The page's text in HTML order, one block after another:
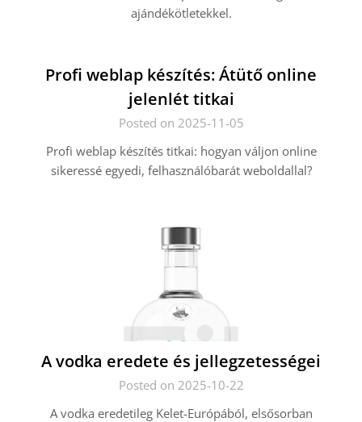
ajándékötletekkel.
Profi weblap készítés: Átütő online
jelenlét titkai
Posted on 2025-11-05
Profi weblap készítés titkai: hogyan váljon online
sikeressé egyedi, felhasználóbarát weboldallal?
A vodka eredete és jellegzetességei
Posted on 2025-10-22
A vodka eredetileg Kelet-Európából, elsősorban